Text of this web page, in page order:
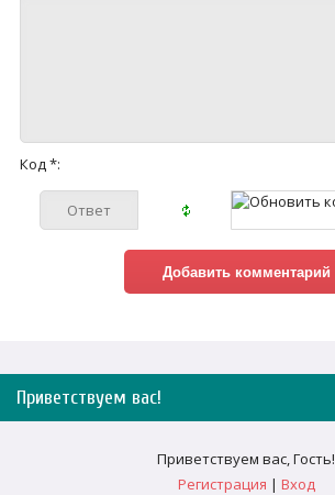
Код *:
Приветствуем вас!
Приветствуем вас,Гость!
Регистрация | Вход